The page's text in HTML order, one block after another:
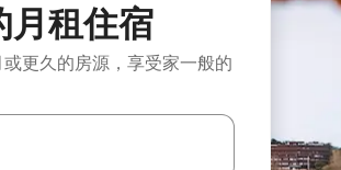
月租住宿
更久的房源，享受家一般的
上下方向键查看，或通过点击或滑动手势浏览。